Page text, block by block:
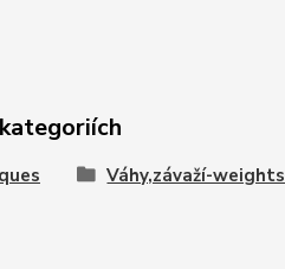
Váhy,závaží-weights